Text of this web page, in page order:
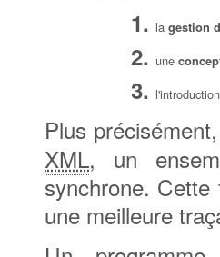
la gestion
une
Plus
XML, un
synchrone.
une meilleure